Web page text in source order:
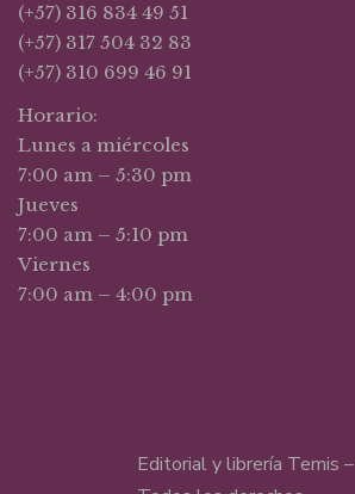
(+57) 316 834 49 51
(+57) 317 504 32 83
(+57) 310 699 46 91
Horario:
Lunes a miércoles
7:00 am – 5:30 pm
Jueves
7:00 am – 5:10 pm
Viernes
7:00 am – 4:00 pm
Editorial y librería Temis –